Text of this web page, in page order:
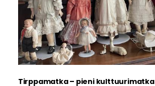
Tirppamatka – pieni kulttuurimatka